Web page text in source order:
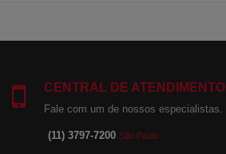
CENTRAL DE ATENDIMENTO
Fale com um de nossos especialistas.
(11) 3797-7200 São Paulo